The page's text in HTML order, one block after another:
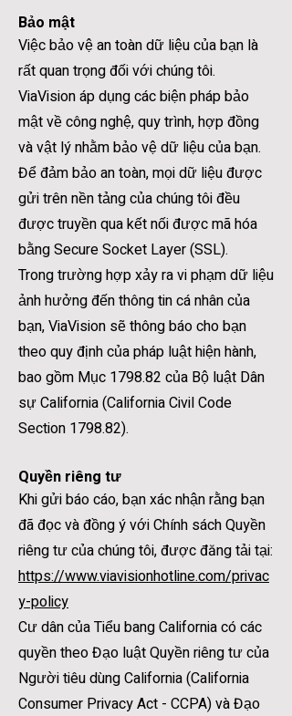
Bảo mật
Việc bảo vệ an toàn dữ liệu của bạn là
rất quan trọng đối với chúng tôi.
ViaVision áp dụng các biện pháp bảo
mật về công nghệ, quy trình, hợp đồng
và vật lý nhằm bảo vệ dữ liệu của bạn.
Để đảm bảo an toàn, mọi dữ liệu được
gửi trên nền tảng của chúng tôi đều
được truyền qua kết nối được mã hóa
bằng Secure Socket Layer (SSL).
Trong trường hợp xảy ra vi phạm dữ liệu
ảnh hưởng đến thông tin cá nhân của
bạn, ViaVision sẽ thông báo cho bạn
theo quy định của pháp luật hiện hành,
bao gồm Mục 1798.82 của Bộ luật Dân
sự California (California Civil Code
Section 1798.82).
Quyền riêng tư
Khi gửi báo cáo, bạn xác nhận rằng bạn
đã đọc và đồng ý với Chính sách Quyền
riêng tư của chúng tôi, được đăng tải tại:
https://www.viavisionhotline.com/privac
y-policy
Cư dân của Tiểu bang California có các
quyền theo Đạo luật Quyền riêng tư của
Người tiêu dùng California (California
Consumer Privacy Act - CCPA) và Đạo